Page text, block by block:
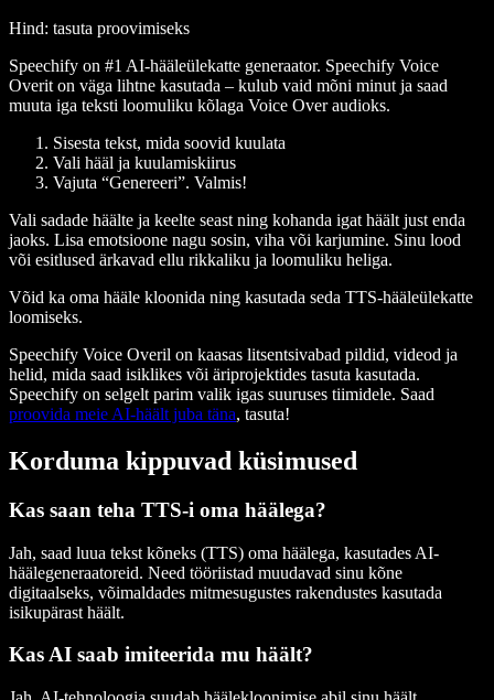
Hind: tasuta proovimiseks
Speechify on #1 AI-hääleülekatte generaator. Speechify Voice
Overit on väga lihtne kasutada – kulub vaid mõni minut ja saad
muuta iga teksti loomuliku kõlaga Voice Over audioks.
Sisesta tekst, mida soovid kuulata
Vali hääl ja kuulamiskiirus
Vajuta “Genereeri”. Valmis!
Vali sadade häälte ja keelte seast ning kohanda igat häält just enda
jaoks. Lisa emotsioone nagu sosin, viha või karjumine. Sinu lood
või esitlused ärkavad ellu rikkaliku ja loomuliku heliga.
Võid ka oma hääle kloonida ning kasutada seda TTS-hääleülekatte
loomiseks.
Speechify Voice Overil on kaasas litsentsivabad pildid, videod ja
helid, mida saad isiklikes või äriprojektides tasuta kasutada.
Speechify on selgelt parim valik igas suuruses tiimidele. Saad
proovida meie AI-häält juba täna, tasuta!
Korduma kippuvad küsimused
Kas saan teha TTS-i oma häälega?
Jah, saad luua tekst kõneks (TTS) oma häälega, kasutades AI-
häälegeneraatoreid. Need tööriistad muudavad sinu kõne
digitaalseks, võimaldades mitmesugustes rakendustes kasutada
isikupärast häält.
Kas AI saab imiteerida mu häält?